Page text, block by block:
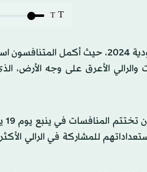
T
T
تتزايد وتيرة الترقب قبل 5 أيام من انطلاق النسخة الخامسة لرالي داكار السعودية
رياضة المحركات والرالي الأعرق على وجه
للمشاركة في الرالي